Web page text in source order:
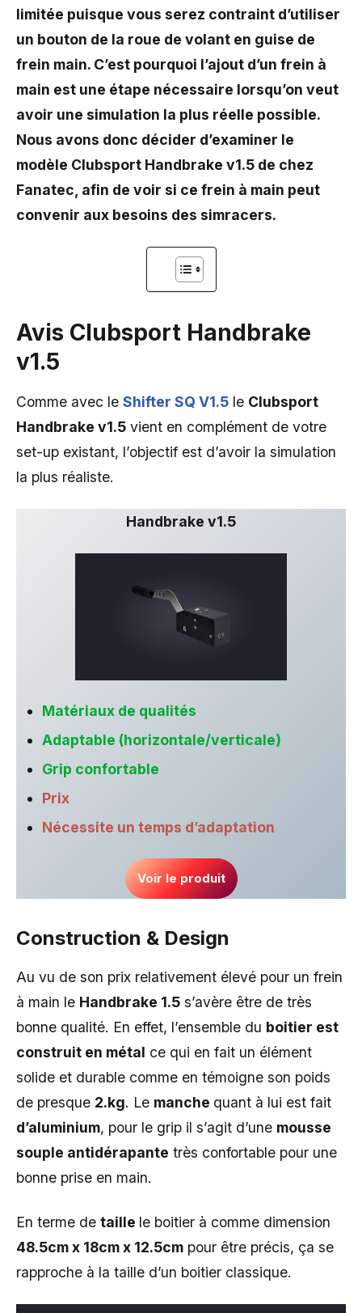
limitée puisque vous serez contraint d’utiliser
un bouton de la roue de volant en guise de
frein main. C’est pourquoi l’ajout d’un frein à
main est une étape nécessaire lorsqu’on veut
avoir une simulation la plus réelle possible.
Nous avons donc décider d’examiner le
modèle Clubsport Handbrake v1.5 de chez
Fanatec, afin de voir si ce frein à main peut
convenir aux besoins des simracers.
Avis Clubsport Handbrake
v1.5
Comme avec le Shifter SQ V1.5 le Clubsport
Handbrake v1.5 vient en complément de votre
set-up existant, l’objectif est d’avoir la simulation
la plus réaliste.
Handbrake v1.5
Matériaux de qualités
Adaptable (horizontale/verticale)
Grip confortable
Prix
Nécessite un temps d’adaptation
Voir le produit
Construction & Design
Au vu de son prix relativement élevé pour un frein
à main le Handbrake 1.5 s’avère être de très
bonne qualité. En effet, l’ensemble du boitier est
construit en métal ce qui en fait un élément
solide et durable comme en témoigne son poids
de presque 2.kg. Le manche quant à lui est fait
d’aluminium, pour le grip il s’agit d’une mousse
souple antidérapante très confortable pour une
bonne prise en main.
En terme de taille le boitier à comme dimension
48.5cm x 18cm x 12.5cm pour être précis, ça se
rapproche à la taille d’un boitier classique.